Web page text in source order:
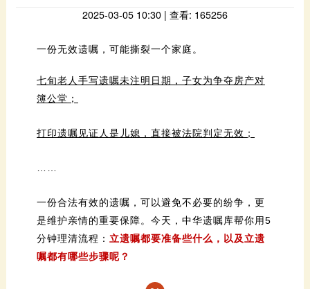
2025-03-05 10:30 | 查看: 165256
一份无效遗嘱，可能撕裂一个家庭。
簿公堂；
打印遗嘱见证人是儿媳，直接被法院判定无效；
分钟理清流程：
嘱都有哪些步骤呢？